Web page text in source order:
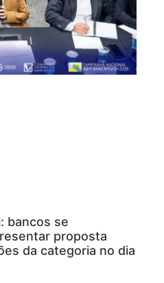
bancos se
proposta
da categoria no dia